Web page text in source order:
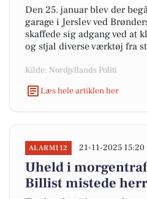
Den 25. januar blev der
garage i Jerslev ved
skaffede sig adgang ved at
og stjal diverse værktøj fra
Kilde: Nordjyllands Politi
Læs hele artiklen her
ALARM112 21-11-2025 15:20
Uheld i
Billist mistede